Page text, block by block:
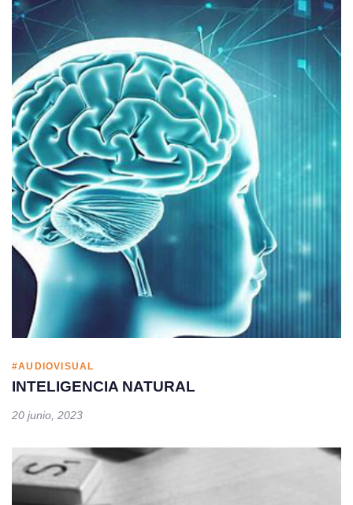
#AUDIOVISUAL
INTELIGENCIA NATURAL
20 junio, 2023
Tags